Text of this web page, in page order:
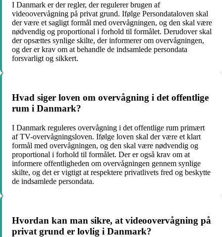
I Danmark er der regler, der regulerer brugen af
videoovervågning på privat grund. Ifølge Persondataloven skal
der være et sagligt formål med overvågningen, og den skal være
nødvendig og proportional i forhold til formålet. Derudover skal
der opsættes synlige skilte, der informerer om overvågningen,
og der er krav om at behandle de indsamlede persondata
forsvarligt og sikkert.
Hvad siger loven om overvågning i det offentlige
rum i Danmark?
I Danmark reguleres overvågning i det offentlige rum primært
af TV-overvågningsloven. Ifølge loven skal der være et klart
formål med overvågningen, og den skal være nødvendig og
proportional i forhold til formålet. Der er også krav om at
informere offentligheden om overvågningen gennem synlige
skilte, og det er vigtigt at respektere privatlivets fred og beskytte
de indsamlede persondata.
Hvordan kan man sikre, at videoovervågning på
privat grund er lovlig i Danmark?